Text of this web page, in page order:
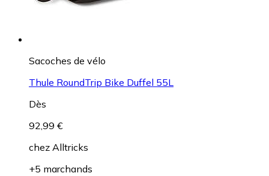
Sacoches de vélo
Thule RoundTrip Bike Duffel 55L
Dès
92,99 €
chez Alltricks
+5 marchands